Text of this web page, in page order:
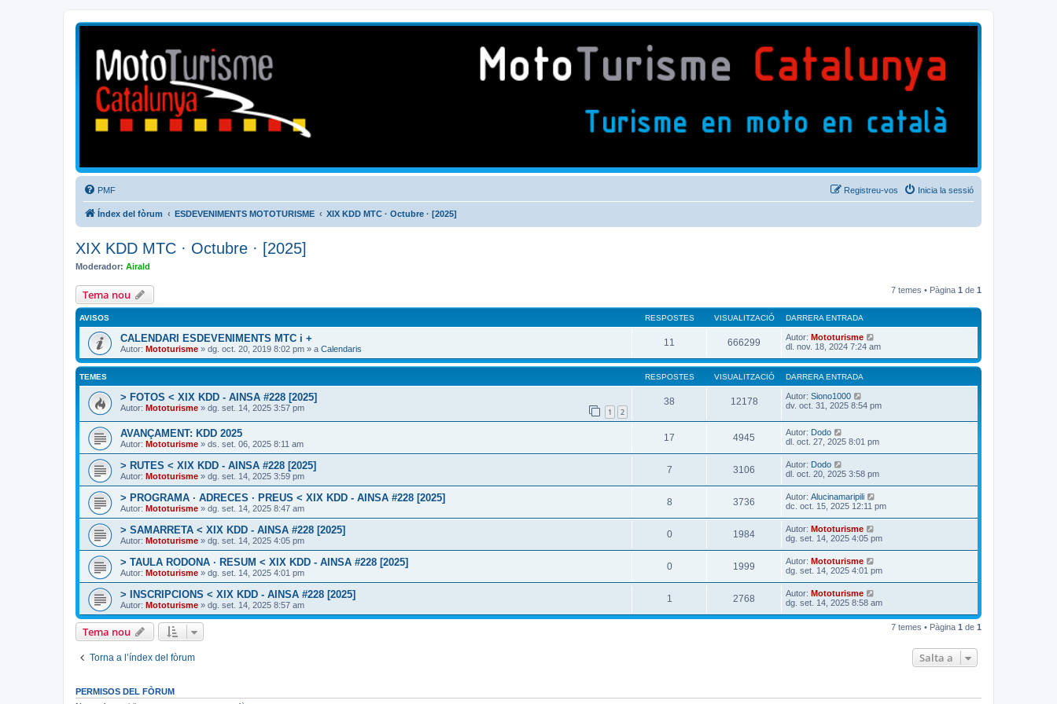
Mototurisme
Turisme en moto en català
PMF Inicia la sessió
Registreu-vos
Índex del fòrum ESDEVENIMENTS MOTOTURISME XIX KDD MTC · Octubre · [2025]
XIX KDD MTC · Octubre · [2025]
Moderador: Airald
Tema nou 7 temes • Pàgina 1 de 1
AVISOS RESPOSTES VISUALITZACIÓ DARRERA ENTRADA
CALENDARI ESDEVENIMENTS MTC i +
Autor: Mototurisme » dg. oct. 20, 2019 8:02 pm » a Calendaris
11 666299 Autor: Mototurisme
dl. nov. 18, 2024 7:24 am
TEMES RESPOSTES VISUALITZACIÓ DARRERA ENTRADA
> FOTOS < XIX KDD - AINSA #228 [2025]
Autor: Mototurisme » dg. set. 14, 2025 3:57 pm 1 2
38 12178 Autor: Siono1000
dv. oct. 31, 2025 8:54 pm
AVANÇAMENT: KDD 2025
Autor: Mototurisme » ds. set. 06, 2025 8:11 am
17 4945 Autor: Dodo
dl. oct. 27, 2025 8:01 pm
> RUTES < XIX KDD - AINSA #228 [2025]
Autor: Mototurisme » dg. set. 14, 2025 3:59 pm
7 3106 Autor: Dodo
dl. oct. 20, 2025 3:58 pm
> PROGRAMA · ADRECES · PREUS < XIX KDD - AINSA #228 [2025]
Autor: Mototurisme » dg. set. 14, 2025 8:47 am
8 3736 Autor: Alucinamaripili
dc. oct. 15, 2025 12:11 pm
> SAMARRETA < XIX KDD - AINSA #228 [2025]
Autor: Mototurisme » dg. set. 14, 2025 4:05 pm
0 1984 Autor: Mototurisme
dg. set. 14, 2025 4:05 pm
> TAULA RODONA · RESUM < XIX KDD - AINSA #228 [2025]
Autor: Mototurisme » dg. set. 14, 2025 4:01 pm
0 1999 Autor: Mototurisme
dg. set. 14, 2025 4:01 pm
> INSCRIPCIONS < XIX KDD - AINSA #228 [2025]
Autor: Mototurisme » dg. set. 14, 2025 8:57 am
1 2768 Autor: Mototurisme
dg. set. 14, 2025 8:58 am
Tema nou 7 temes • Pàgina 1 de 1
Torna a l’índex del fòrum Salta a
PERMISOS DEL FÒRUM